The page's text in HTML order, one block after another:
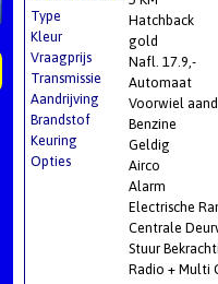
Type
Hatchback
Kleur
gold
Vraagprijs
Nafl. 17.9,-
Transmissie
Automaat
Aandrijving
Voorwiel
Brandstof
Benzine
Keuring
Geldig
Opties
Airco
Alarm
Electrische
Centrale
Stuur
Radio + Multi